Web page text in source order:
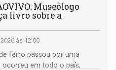
Museólogo
livro sobre a
às 12:00
ferro passou por uma
em todo o país,